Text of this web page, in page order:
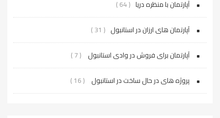
آپارتمان با منظره دریا ( 64 )
آپارتمان های ارزان در استانبول ( 31 )
آپارتمان برای فروش در وادی استانبول ( 7 )
پروژه‌ های در حال ساخت در استانبول ( 16 )